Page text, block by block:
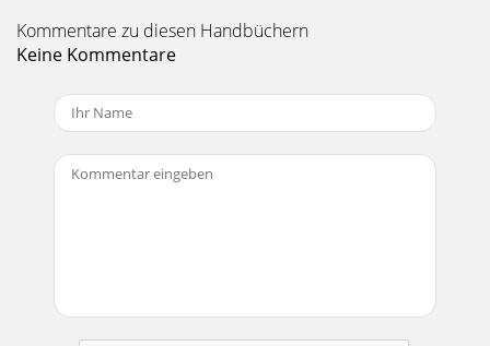
Kommentare zu diesen Handbüchern
Keine Kommentare